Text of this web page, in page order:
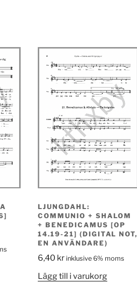
LJUNGDAHL:
COMMUNIO + SHALOM
+ BENEDICAMUS [OP
14.19-21] (DIGITAL NOT,
EN ANVÄNDARE)
6,40 kr inklusive 6% moms
Lägg till i varukorg